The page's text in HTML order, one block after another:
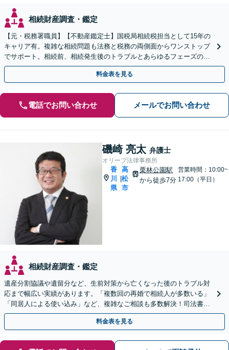
相続財産調査・鑑定
【元・税務署職員】【不動産鑑定士】国税局相続税担当として15年の
キャリア有。複雑な相続問題も法務と税務の両側面からワンストップ
でサポート。相続前、相続発生後のトラブルとあらゆるフェーズのご
相談に対応します【駐車場あり】【電話・Web相談可】
料金表を見る
電話でお問い合わせ メールでお問い合わせ
磯崎 亮太 弁護士
オリーブ法律事務所
香
川
県
|
高
松
市
栗林公園駅
から徒歩7分
営業時間：10:00~
17:00（平日）
相続財産調査・鑑定
遺産分割協議や遺留分など、生前対策から亡くなった後のトラブル対
応まで幅広い実績があります。「複数回の再婚で相続人が多数いる」
「同居人による使い込み」など、複雑なご相談も多数解決！司法書
士、税理士などと連携可【駐車場あり】
料金表を見る